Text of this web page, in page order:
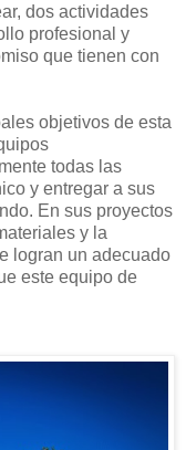
dos actividades
profesional y
que tienen con
objetivos de esta
todas las
y entregar a sus
En sus proyectos
y la
logran un adecuado
este equipo de